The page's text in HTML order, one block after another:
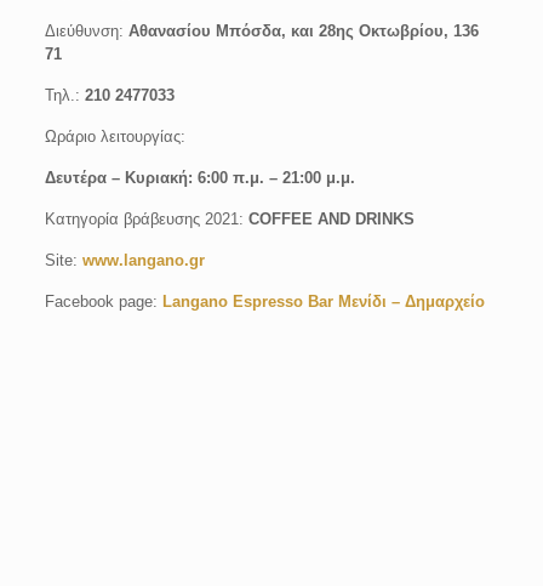
Διεύθυνση: Αθανασίου Μπόσδα, και 28ης Οκτωβρίου, 136
71
Τηλ.: 210 2477033
Ωράριο λειτουργίας:
Δευτέρα – Κυριακή: 6:00 π.μ. – 21:00 μ.μ.
Κατηγορία βράβευσης 2021: COFFEE AND DRINKS
Site: www.langano.gr
Facebook page: Langano Espresso Bar Μενίδι – Δημαρχείο